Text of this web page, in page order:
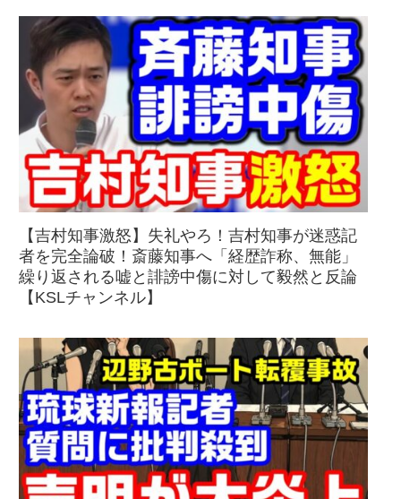
【吉村知事激怒】失礼やろ！吉村知事が迷惑記
者を完全論破！斎藤知事へ「経歴詐称、無能」
繰り返される嘘と誹謗中傷に対して毅然と反論
【KSLチャンネル】